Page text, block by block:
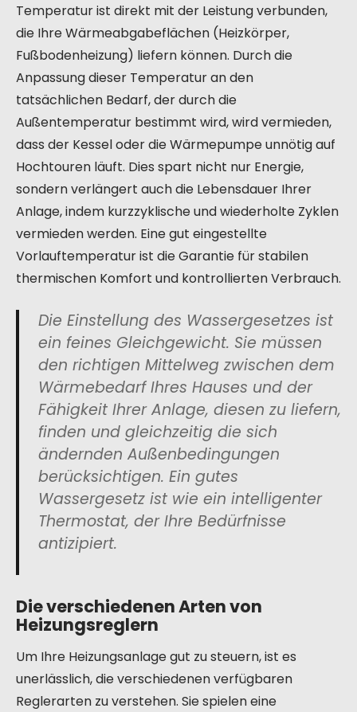
Temperatur ist direkt mit der Leistung verbunden,
die Ihre Wärmeabgabeflächen (Heizkörper,
Fußbodenheizung) liefern können. Durch die
Anpassung dieser Temperatur an den
tatsächlichen Bedarf, der durch die
Außentemperatur bestimmt wird, wird vermieden,
dass der Kessel oder die Wärmepumpe unnötig auf
Hochtouren läuft. Dies spart nicht nur Energie,
sondern verlängert auch die Lebensdauer Ihrer
Anlage, indem kurzzyklische und wiederholte Zyklen
vermieden werden. Eine gut eingestellte
Vorlauftemperatur ist die Garantie für stabilen
thermischen Komfort und kontrollierten Verbrauch.
Die Einstellung des Wassergesetzes ist
ein feines Gleichgewicht. Sie müssen
den richtigen Mittelweg zwischen dem
Wärmebedarf Ihres Hauses und der
Fähigkeit Ihrer Anlage, diesen zu liefern,
finden und gleichzeitig die sich
ändernden Außenbedingungen
berücksichtigen. Ein gutes
Wassergesetz ist wie ein intelligenter
Thermostat, der Ihre Bedürfnisse
antizipiert.
Die verschiedenen Arten von
Heizungsreglern
Um Ihre Heizungsanlage gut zu steuern, ist es
unerlässlich, die verschiedenen verfügbaren
Reglerarten zu verstehen. Sie spielen eine